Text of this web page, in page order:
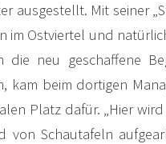
ausgestellt. Mit seiner
im Ostviertel und
die neu geschaffene
kam beim dortigen
Platz dafür. „Hier
von Schautafeln